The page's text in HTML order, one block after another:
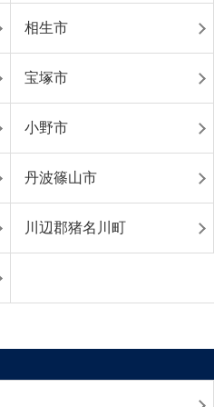
相生市
宝塚市
小野市
丹波篠山市
川辺郡猪名川町